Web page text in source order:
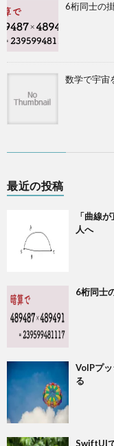
6桁同士の
数学で宇宙
最近の投稿
「曲線
人へ
6桁同士
VoIPプ
る
SwiftUI